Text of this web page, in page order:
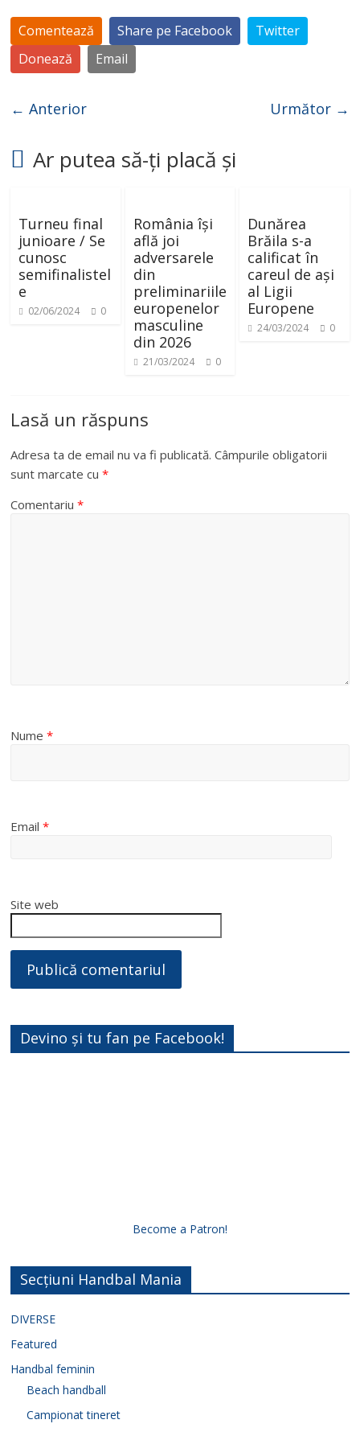
Comentează Share pe Facebook
Twitter
Donează
Email
← Anterior Următor →
Ar putea să-ți placă și
Turneu final
junioare / Se
cunosc
semifinalistel
e
02/06/2024 0
România își
află joi
adversarele
din
preliminariile
europenelor
masculine
din 2026
21/03/2024 0
Dunărea
Brăila s-a
calificat în
careul de ași
al Ligii
Europene
24/03/2024 0
Lasă un răspuns
Adresa ta de email nu va fi publicată. Câmpurile obligatorii
sunt marcate cu*
Comentariu*
Nume*
Email*
Site web
Devino și tu fan pe Facebook!
Become a Patron!
Secțiuni Handbal Mania
DIVERSE
Featured
Handbal feminin
Beach handball
Campionat tineret